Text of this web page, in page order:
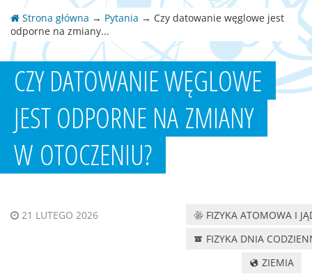
Strona główna → Pytania → Czy datowanie węglowe jest
odporne na zmiany...
CZY DATOWANIE WĘGLOWE
JEST ODPORNE NA ZMIANY
W OTOCZENIU?
21 LUTEGO 2026
FIZYKA ATOMOWA I
FIZYKA DNIA
ZIEMIA